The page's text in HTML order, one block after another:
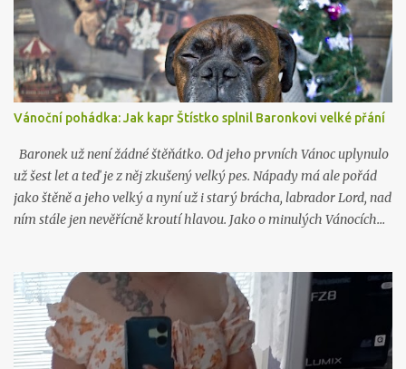
Vánoční pohádka: Jak kapr Štístko splnil Baronkovi velké přání
Baronek už není žádné štěňátko. Od jeho prvních Vánoc uplynulo
už šest let a teď je z něj zkušený velký pes. Nápady má ale pořád
jako štěně a jeho velký a nyní už i starý brácha, labrador Lord, nad
ním stále jen nevěřícně kroutí hlavou. Jako o minulých Vánocích…